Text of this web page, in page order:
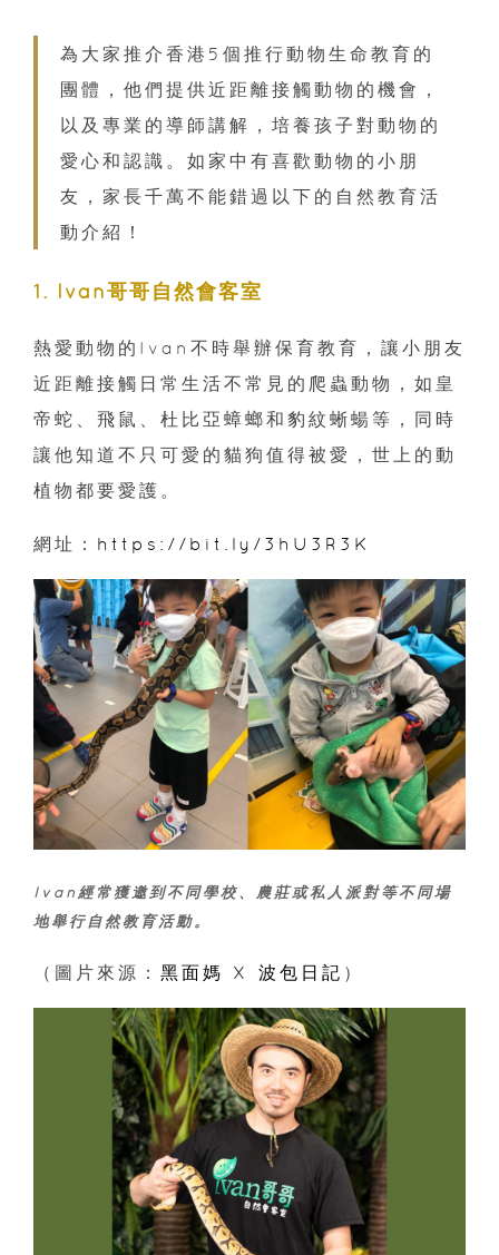
為大家推介香港5個推行動物生命教育的
團體，他們提供近距離接觸動物的機會，
以及專業的導師講解，培養孩子對動物的
愛心和認識。如家中有喜歡動物的小朋
友，家長千萬不能錯過以下的自然教育活
動介紹！
1. Ivan哥哥自然會客室
熱愛動物的Ivan不時舉辦保育教育，讓小朋友
近距離接觸日常生活不常見的爬蟲動物，如皇
帝蛇、飛鼠、杜比亞蟑螂和豹紋蜥蝪等，同時
讓他知道不只可愛的貓狗值得被愛，世上的動
植物都要愛護。
網址： https://bit.ly/3hU3R3K
Ivan經常獲邀到不同學校、農莊或私人派對等不同場
地舉行自然教育活動。
（圖片來源： 黑面媽 X 波包日記 ）